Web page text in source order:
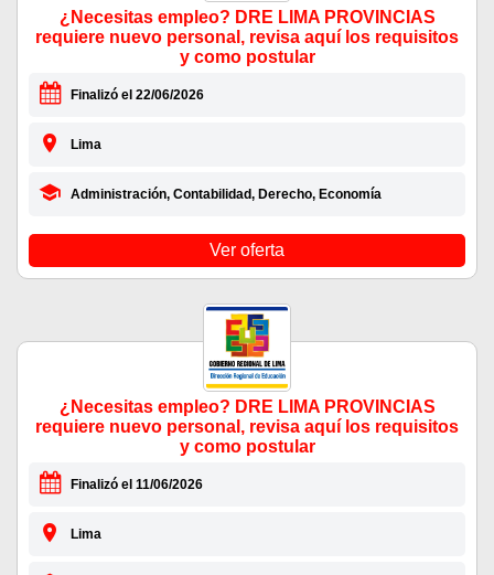
¿Necesitas empleo? DRE LIMA PROVINCIAS
requiere nuevo personal, revisa aquí los requisitos
y como postular
Finalizó el 22/06/2026
Lima
Administración, Contabilidad, Derecho, Economía
Ver oferta
¿Necesitas empleo? DRE LIMA PROVINCIAS
requiere nuevo personal, revisa aquí los requisitos
y como postular
Finalizó el 11/06/2026
Lima